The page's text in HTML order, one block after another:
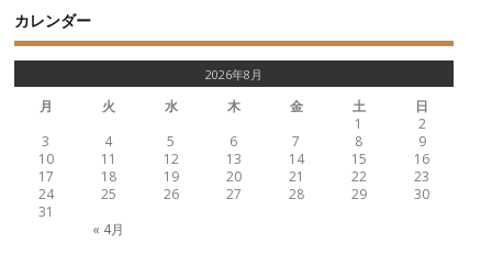
カレンダー
2026年8月
月 火 水 木 金 土 日
« 4月
1
2
3
4 5 6 7 8
9
10
11 12 13 14 15
16
17
18 19 20 21 22
23
24
25 26 27 28 29
30
31